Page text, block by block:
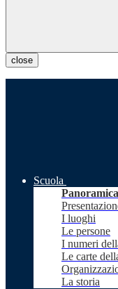
close
Scuola
Panoramica
I luoghi
Le persone
I numeri
Le carte
La storia